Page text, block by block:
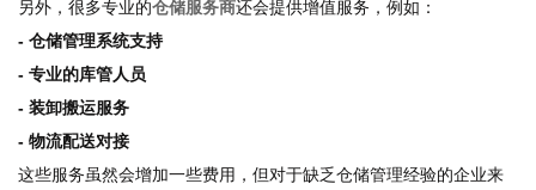
另外，很多专业的仓储服务商还会提供增值服务，例如：
- 仓储管理系统支持
- 专业的库管人员
- 装卸搬运服务
- 物流配送对接
这些服务虽然会增加一些费用，但对于缺乏仓储管理经验的企业来